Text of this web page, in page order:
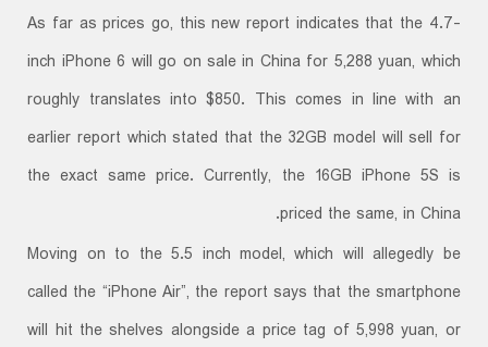
As far as prices go, this new report indicates that the 4.7-
inch iPhone 6 will go on sale in China for 5,288 yuan, which
roughly translates into $850. This comes in line with an
earlier report which stated that the 32GB model will sell for
the exact same price. Currently, the 16GB iPhone 5S is
priced the same, in China.
Moving on to the 5.5 inch model, which will allegedly be
called the “iPhone Air”, the report says that the smartphone
will hit the shelves alongside a price tag of 5,998 yuan, or